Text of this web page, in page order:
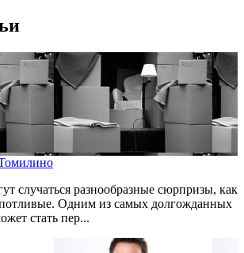
случаться разнообразные сюрпризы, как
Одним из самых долгожданных
стать пер...